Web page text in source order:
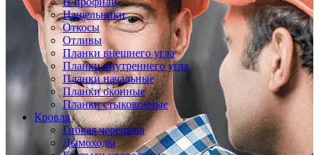
Нащельники
Откосы
Отливы
Планки внешнего угла
Планки внутреннего угла
Планки начальные
Планки оконные
Планки стыковочные
Кровля
Гибкая черепица
Дымоходы